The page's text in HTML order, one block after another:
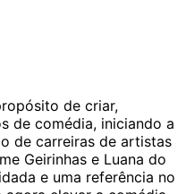
de criar,
de comédia, iniciando a
de carreiras de artistas
Geirinhas e Luana do
e uma referência no